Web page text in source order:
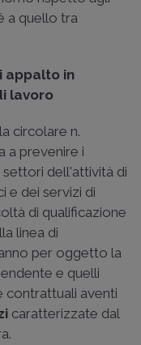
a quello tra
appalto in
lavoro
circolare n.
a prevenire i
settori dell'attività di
e dei servizi di
di qualificazione
linea di
per oggetto la
e quelli
contrattuali aventi
caratterizzate dal